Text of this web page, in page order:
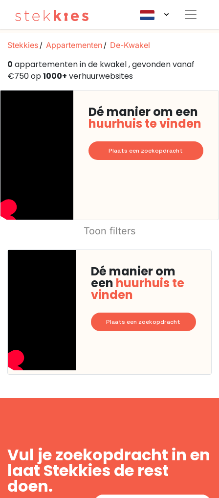
Stekkies Appartementen De-Kwakel
0 appartementen in de kwakel , gevonden vanaf
€750 op1000+ verhuurwebsites
Dé manier om een
huurhuis te vinden
Plaats een zoekopdracht
Toon filters
Dé manier om
een huurhuis te
vinden
Plaats een zoekopdracht
Vul je zoekopdracht in en
laat Stekkies de rest
doen.